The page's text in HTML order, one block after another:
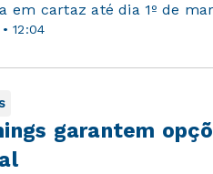
12:04
em cartaz até dia 1º de
garantem